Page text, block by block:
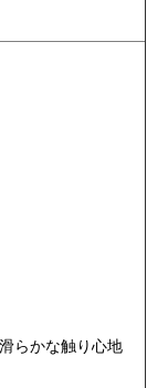
らかな触り心地